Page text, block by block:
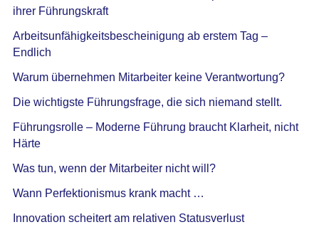
ihrer Führungskraft
Arbeitsunfähigkeitsbescheinigung ab erstem Tag –
Endlich
Warum übernehmen Mitarbeiter keine Verantwortung?
Die wichtigste Führungsfrage, die sich niemand stellt.
Führungsrolle – Moderne Führung braucht Klarheit, nicht
Härte
Was tun, wenn der Mitarbeiter nicht will?
Wann Perfektionismus krank macht …
Innovation scheitert am relativen Statusverlust